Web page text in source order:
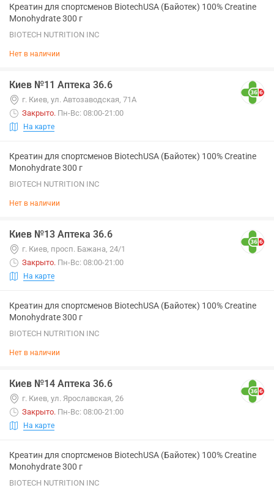
Креатин для спортсменов BiotechUSA (Байотек) 100% Creatine
Monohydrate 300 г
BIOTECH NUTRITION INC
Нет в наличии
Киев №11 Аптека 36.6
г. Киев, ул. Автозаводская, 71А
Закрыто. Пн-Вс: 08:00-21:00
На карте
Креатин для спортсменов BiotechUSA (Байотек) 100% Creatine
Monohydrate 300 г
BIOTECH NUTRITION INC
Нет в наличии
Киев №13 Аптека 36.6
г. Киев, просп. Бажана, 24/1
Закрыто. Пн-Вс: 08:00-21:00
На карте
Креатин для спортсменов BiotechUSA (Байотек) 100% Creatine
Monohydrate 300 г
BIOTECH NUTRITION INC
Нет в наличии
Киев №14 Аптека 36.6
г. Киев, ул. Ярославская, 26
Закрыто. Пн-Вс: 08:00-21:00
На карте
Креатин для спортсменов BiotechUSA (Байотек) 100% Creatine
Monohydrate 300 г
BIOTECH NUTRITION INC